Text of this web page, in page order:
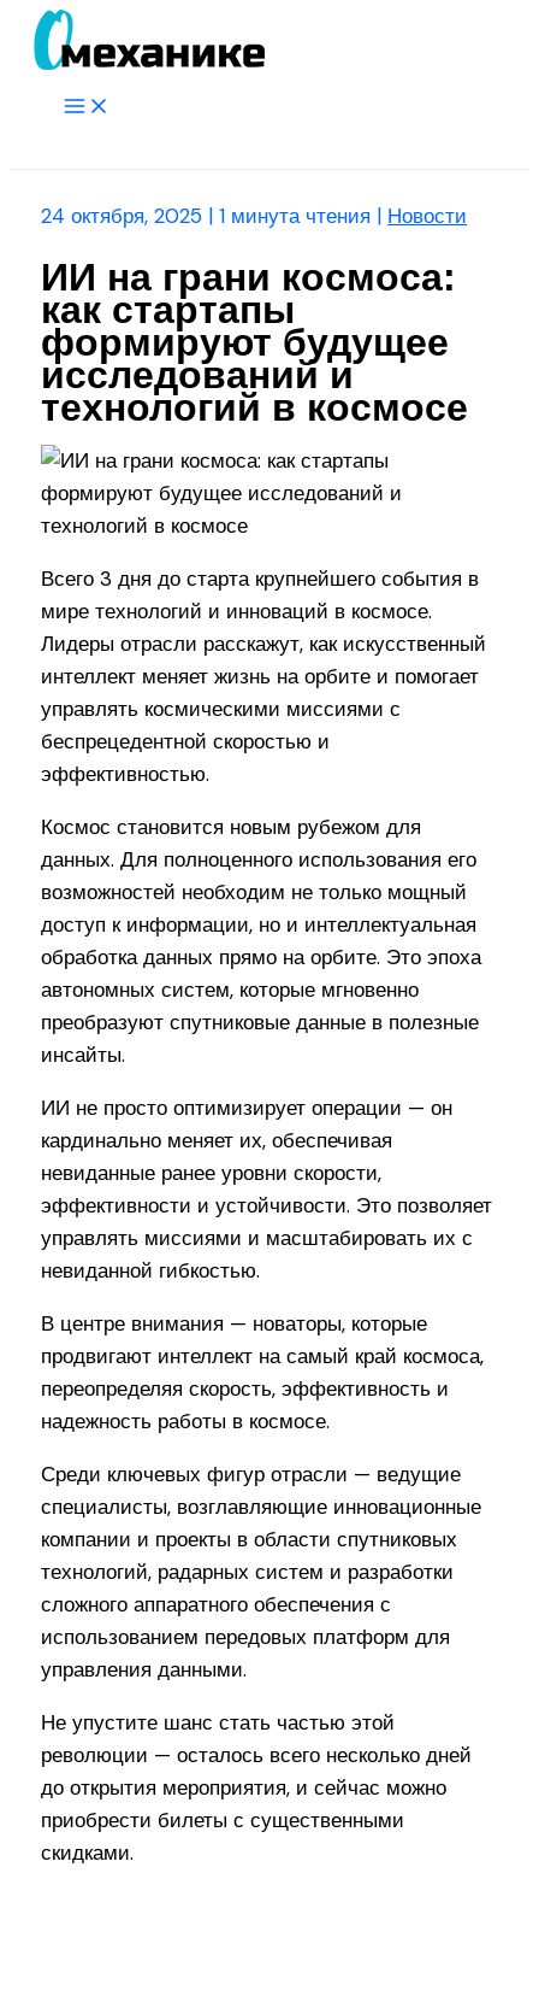
Перейти
Main
24 октября, 2025 |1 минута чтения | Новости
ИИ на грани космоса:
как стартапы
формируют будущее
исследований и
технологий в космосе
Всего 3 дня до старта крупнейшего события в
мире технологий и инноваций в космосе.
Лидеры отрасли расскажут, как искусственный
интеллект меняет жизнь на орбите и помогает
управлять космическими миссиями с
беспрецедентной скоростью и
эффективностью.
Космос становится новым рубежом для
данных. Для полноценного использования его
возможностей необходим не только мощный
доступ к информации, но и интеллектуальная
обработка данных прямо на орбите. Это эпоха
автономных систем, которые мгновенно
преобразуют спутниковые данные в полезные
инсайты.
ИИ не просто оптимизирует операции — он
кардинально меняет их, обеспечивая
невиданные ранее уровни скорости,
эффективности и устойчивости. Это позволяет
управлять миссиями и масштабировать их с
невиданной гибкостью.
В центре внимания — новаторы, которые
продвигают интеллект на самый край космоса,
переопределяя скорость, эффективность и
надежность работы в космосе.
Среди ключевых фигур отрасли — ведущие
специалисты, возглавляющие инновационные
компании и проекты в области спутниковых
технологий, радарных систем и разработки
сложного аппаратного обеспечения с
использованием передовых платформ для
управления данными.
Не упустите шанс стать частью этой
революции — осталось всего несколько дней
до открытия мероприятия, и сейчас можно
приобрести билеты с существенными
скидками.